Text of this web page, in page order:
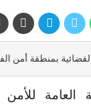
مرس السلطان بمدينة الدار البيضاء،
العامة